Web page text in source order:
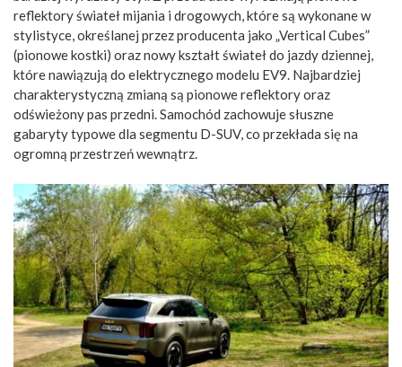
reflektory świateł mijania i drogowych, które są wykonane w
stylistyce, określanej przez producenta jako „Vertical Cubes”
(pionowe kostki) oraz nowy kształt świateł do jazdy dziennej,
które nawiązują do elektrycznego modelu EV9. Najbardziej
charakterystyczną zmianą są pionowe reflektory oraz
odświeżony pas przedni. Samochód zachowuje słuszne
gabaryty typowe dla segmentu D-SUV, co przekłada się na
ogromną przestrzeń wewnątrz.